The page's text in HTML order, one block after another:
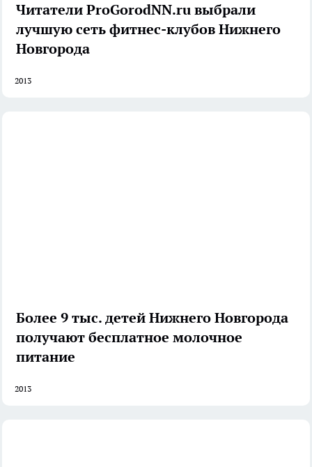
Читатели ProGorodNN.ru выбрали
лучшую сеть фитнес-клубов Нижнего
Новгорода
2013
Более 9 тыс. детей Нижнего Новгорода
получают бесплатное молочное
питание
2013